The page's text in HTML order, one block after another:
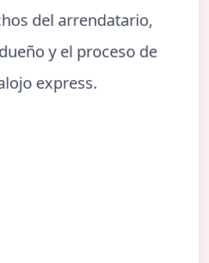
del arrendatario,
y el proceso de
express.